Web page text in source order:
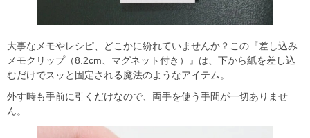
大事なメモやレシピ、どこかに紛れていませんか？この『差し込み
メモクリップ（8.2cm、マグネット付き）』は、下から紙を差し込
むだけでスッと固定される魔法のようなアイテム。
外す時も手前に引くだけなので、両手を使う手間が一切ありませ
ん。